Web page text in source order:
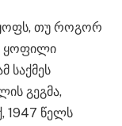
თუ როგორ
ყოფილი
საქმეს
გეგმა,
1947 წელს